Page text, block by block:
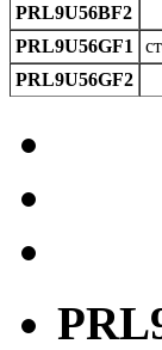
PRL9U56BF2
PRL9U56GF1
PRL9U56GF2